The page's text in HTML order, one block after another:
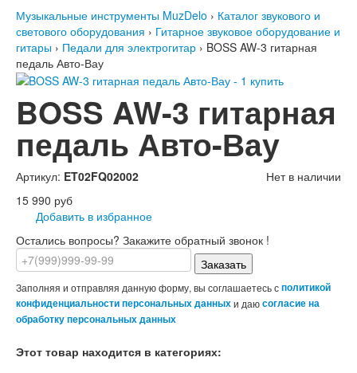
Музыкальные инструменты MuzDelo › Каталог звукового и
светового оборудования › Гитарное звуковое оборудование и
гитары › Педали для электрогитар › BOSS AW-3 гитарная
педаль Авто-Вау
BOSS AW-3 гитарная
педаль Авто-Вау
Артикул: ET02FQ02002
Нет в наличии
15 990 руб
Добавить в избранное
Остались вопросы? Закажите обратный звонок !
Заказать
Заполняя и отправляя данную форму, вы соглашаетесь сполитикой
конфиденциальности персональных данныхи даюсогласие на
обработку персональных данных
Этот товар находится в категориях: